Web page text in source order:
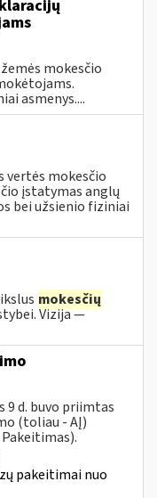
mokesčio
asmenys....
vertės mokesčio
įstatymas anglų
bei užsienio fiziniai
mokesčių
Vizija —
9 d. buvo priimtas
(toliau - AĮ)
pakeitimai nuo